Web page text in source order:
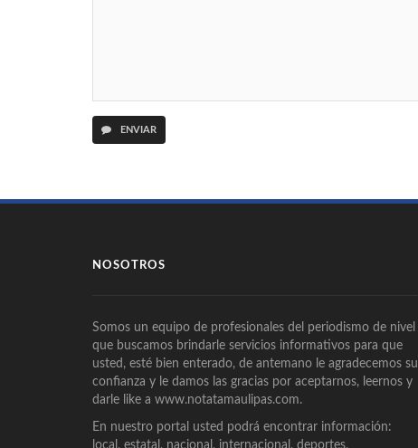
ENVIAR
NOSOTROS
Somos un equipo de profesionales del periodismo de nivel
que buscamos brindarle servicios informativos para que
usted, esté bien enterado, de antemano le agradecemos su
confianza y le damos las gracias por aceptarnos, leernos y
darle like a www.notatamaulipas.com.
En nuestro portal usted podrá encontrar información:
local, estatal, nacional, internacional, deportes,